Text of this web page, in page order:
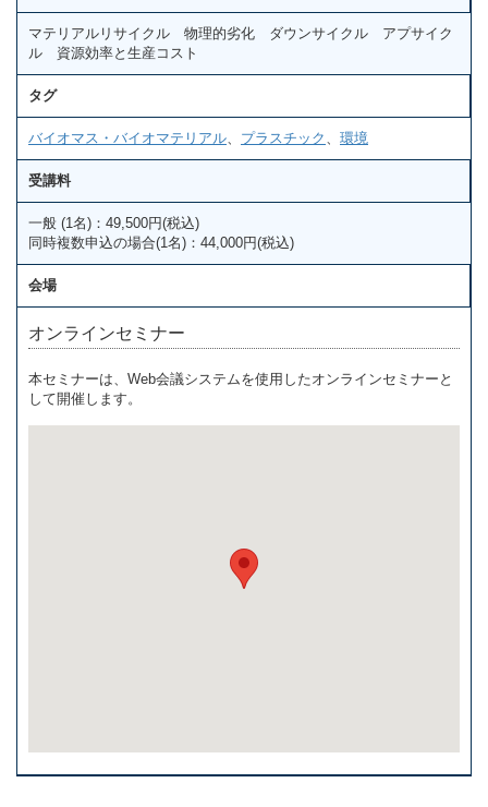
マテリアルリサイクル 物理的劣化 ダウンサイクル アプサイク
ル 資源効率と生産コスト
タグ
バイオマス・バイオマテリアル プラスチック 環境
受講料
一般 (1名)：49,500円(税込)
同時複数申込の場合(1名)：44,000円(税込)
会場
オンラインセミナー
本セミナーは、Web会議システムを使用したオンラインセミナーと
して開催します。